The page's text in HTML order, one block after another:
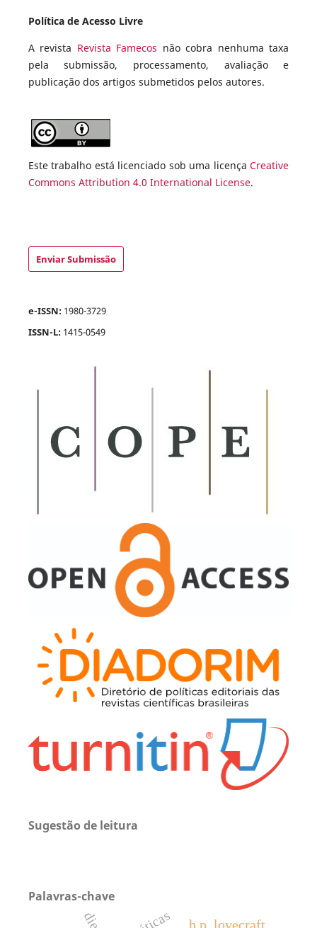
Política de Acesso Livre
A revista Revista Famecos não cobra nenhuma taxa
pela submissão, processamento, avaliação e
publicação dos artigos submetidos pelos autores.
Este trabalho está licenciado sob uma licençaCreative
Commons Attribution 4.0 International License.
Enviar Submissão
e-ISSN: 1980-3729
ISSN-L: 1415-0549
Sugestão de leitura
Palavras-chave
h.p. lovecraft